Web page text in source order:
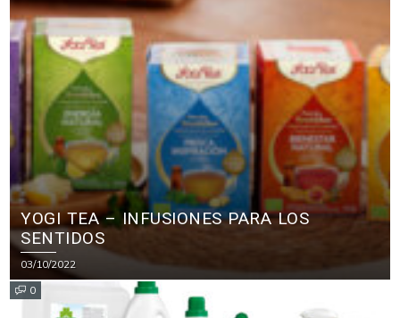
YOGI TEA – INFUSIONES PARA LOS
SENTIDOS
03/10/2022
0